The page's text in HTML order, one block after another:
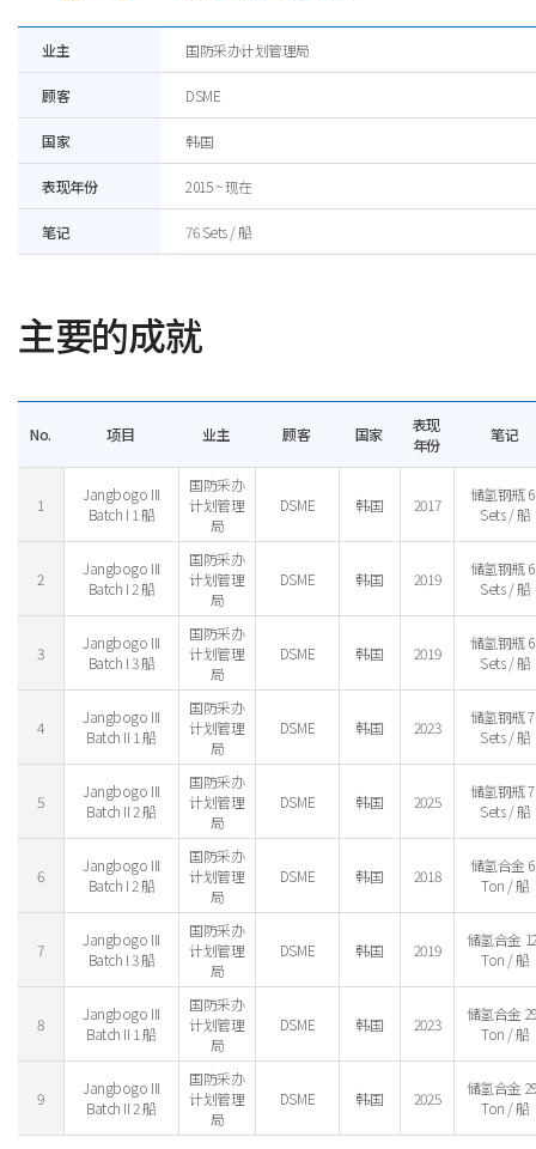
业主 国防采办计划管理局
顾客 DSME
国家 韩国
表现年份 2015 ~ 现在
笔记 76 Sets / 船
主要的成就
No. 项目 业主 顾客 国家
表现
年份
笔记
1
Jangbogo III
Batch I 1 船
国防采办
计划管理
局
DSME 韩国 2017
储氢钢瓶
Sets / 船
2
Jangbogo III
Batch I 2 船
国防采办
计划管理
局
DSME 韩国 2019
储氢钢瓶
Sets / 船
3
Jangbogo III
Batch I 3 船
国防采办
计划管理
局
DSME 韩国 2019
储氢钢瓶
Sets / 船
4
Jangbogo III
Batch II 1 船
国防采办
计划管理
局
DSME 韩国 2023
储氢钢瓶
Sets / 船
5
Jangbogo III
Batch II 2 船
国防采办
计划管理
局
DSME 韩国 2025
储氢钢瓶
Sets / 船
6
Jangbogo III
Batch I 2 船
国防采办
计划管理
局
DSME 韩国 2018
储氢合金
Ton / 船
7
Jangbogo III
Batch I 3 船
国防采办
计划管理
局
DSME 韩国 2019
储氢合金
Ton / 船
8
Jangbogo III
Batch II 1 船
国防采办
计划管理
局
DSME 韩国 2023
储氢合金
Ton / 船
9
Jangbogo III
Batch II 2 船
国防采办
计划管理
局
DSME 韩国 2025
储氢合金
Ton / 船